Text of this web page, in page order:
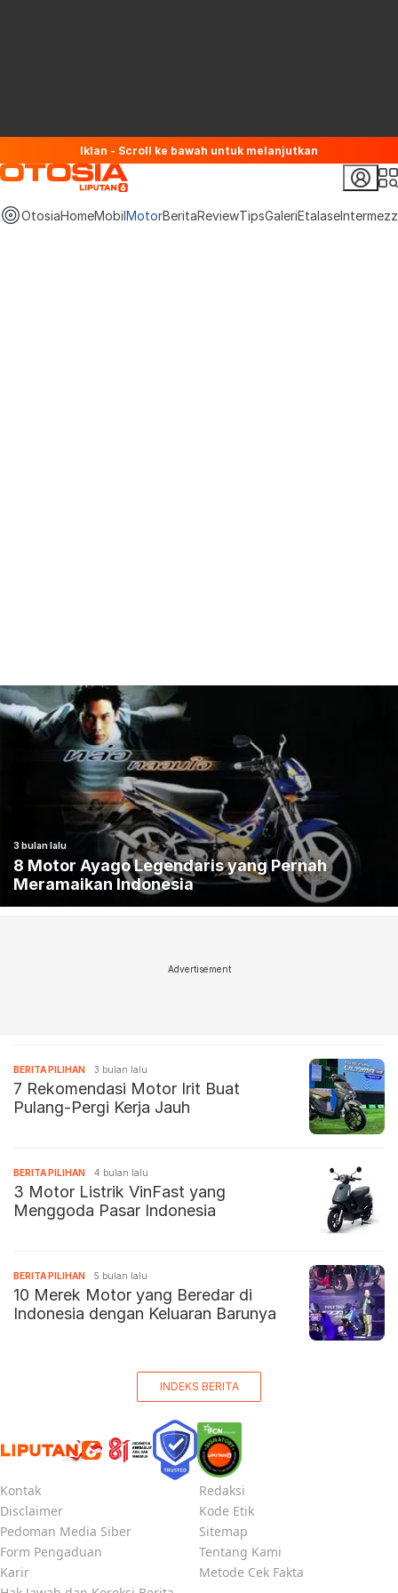
Iklan - Scroll ke bawah untuk melanjutkan
OtosiaHomeMobilMotorBeritaReviewTipsGaleriEtalase
3 bulan lalu
8 Motor Ayago Legendaris yang Pernah
Meramaikan Indonesia
Advertisement
BERITA PILIHAN 3 bulan lalu
7 Rekomendasi Motor Irit Buat
Pulang-Pergi Kerja Jauh
BERITA PILIHAN 4 bulan lalu
3 Motor Listrik VinFast yang
Menggoda Pasar Indonesia
BERITA PILIHAN 5 bulan lalu
10 Merek Motor yang Beredar di
Indonesia dengan Keluaran Barunya
INDEKS BERITA
Kontak
Redaksi
Disclaimer
Kode Etik
Pedoman Media Siber
Sitemap
Form Pengaduan
Tentang Kami
Karir
Metode Cek Fakta